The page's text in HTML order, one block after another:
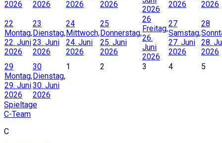
2026
2026
2026
2026
2026
2026
2026
22
Montag,
22. Juni
2026
23
Dienstag,
23. Juni
2026
24
Mittwoch,
24. Juni
2026
25
Donnerstag,
25. Juni
2026
26
Freitag,
26.
Juni
2026
27
Samstag,
27. Juni
2026
28
28.
2026
29
Montag,
29. Juni
2026
30
Dienstag,
30. Juni
2026
1 2 3 4 5
Spieltage
C-Team
C